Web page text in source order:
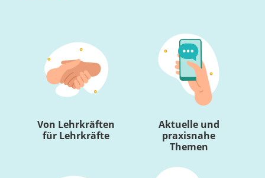
Von Lehrkräften
für Lehrkräfte
Aktuelle und
praxisnahe
Themen